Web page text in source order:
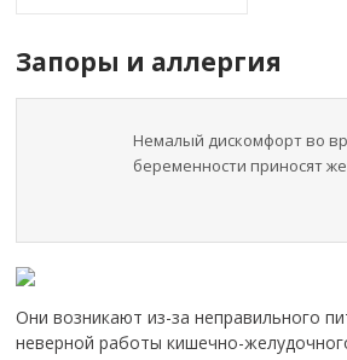
Запоры и аллергия
Немалый дискомфорт во
беременности приносят
Они возникают из-за неправильного
неверной работы кишечно-